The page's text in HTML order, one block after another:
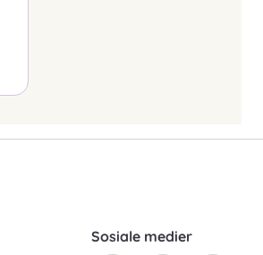
Sosiale medier